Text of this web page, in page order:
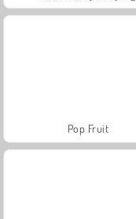
Pop Fruit